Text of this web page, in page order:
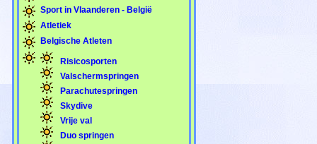
Sport in Vlaanderen - België
Atletiek
Belgische Atleten
Risicosporten
Valschermspringen
Parachutespringen
Skydive
Vrije val
Duo springen